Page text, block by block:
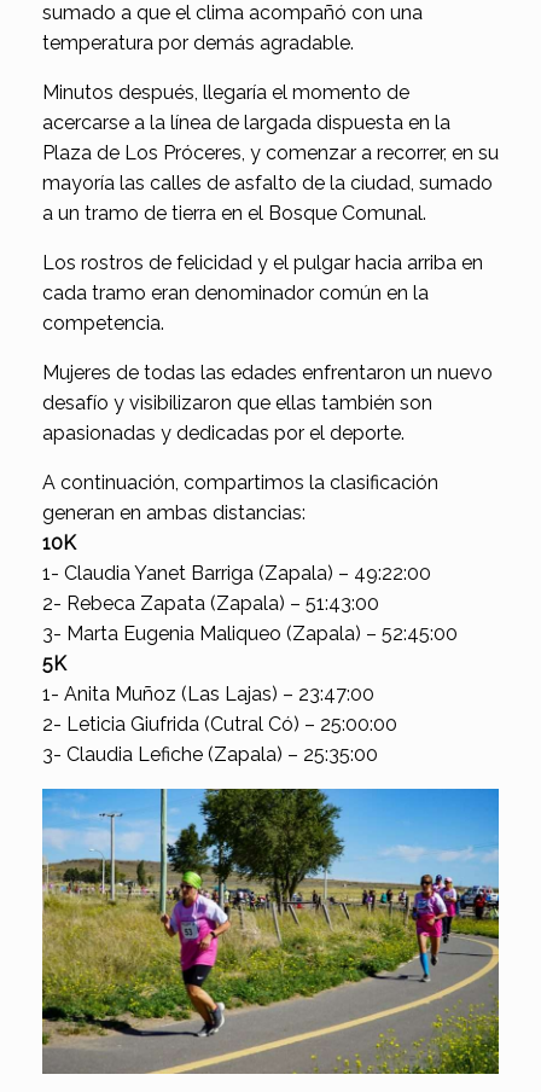
sumado a que el clima acompañó con una
temperatura por demás agradable.
Minutos después, llegaría el momento de
acercarse a la línea de largada dispuesta en la
Plaza de Los Próceres, y comenzar a recorrer, en su
mayoría las calles de asfalto de la ciudad, sumado
a un tramo de tierra en el Bosque Comunal.
Los rostros de felicidad y el pulgar hacia arriba en
cada tramo eran denominador común en la
competencia.
Mujeres de todas las edades enfrentaron un nuevo
desafío y visibilizaron que ellas también son
apasionadas y dedicadas por el deporte.
A continuación, compartimos la clasificación
generan en ambas distancias:
10K
1- Claudia Yanet Barriga (Zapala) – 49:22:00
2- Rebeca Zapata (Zapala) – 51:43:00
3- Marta Eugenia Maliqueo (Zapala) – 52:45:00
5K
1- Anita Muñoz (Las Lajas) – 23:47:00
2- Leticia Giufrida (Cutral Có) – 25:00:00
3- Claudia Lefiche (Zapala) – 25:35:00